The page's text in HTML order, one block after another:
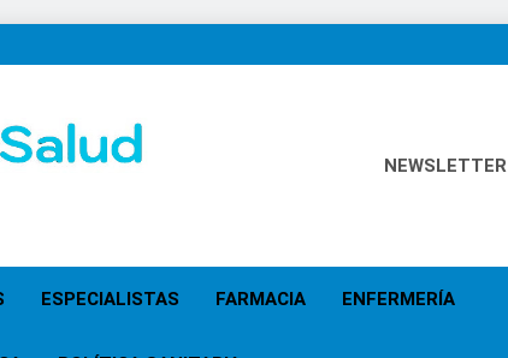
NEWSLETTER
ESPECIALISTAS FARMACIA ENFERMERÍA